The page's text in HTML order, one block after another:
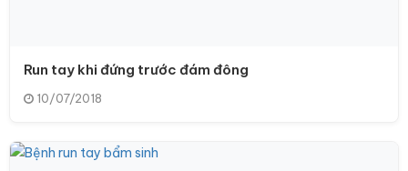
Run tay khi đứng trước đám đông
10/07/2018